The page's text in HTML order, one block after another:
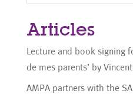
Articles
Lecture and book signing
de mes parents’ by
AMPA partners with the